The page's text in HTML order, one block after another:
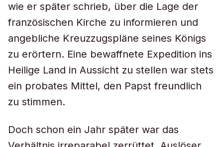
wie er später schrieb, über die Lage der
französischen Kirche zu informieren und
angebliche Kreuzzugspläne seines Königs
zu erörtern. Eine bewaffnete Expedition ins
Heilige Land in Aussicht zu stellen war stets
ein probates Mittel, den Papst freundlich
zu stimmen.
Doch schon ein Jahr später war das